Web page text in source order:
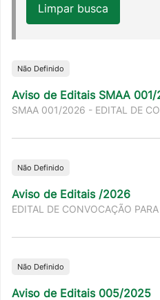
Limpar busca
Não Definido
Aviso de Editais SMAA
SMAA 001/2026 - EDITAL DE
Não Definido
Aviso de Editais /2026
EDITAL DE CONVOCAÇÃO
Não Definido
Aviso de Editais 005/2025